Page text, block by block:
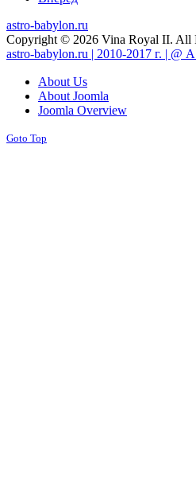
astro-babylon.ru
Copyright © 2026 Vina Royal II. All
astro-babylon.ru | 2010-2017 г. | @
About Us
About Joomla
Joomla Overview
Goto Top